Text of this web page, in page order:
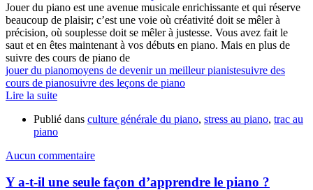
Jouer du piano est une avenue musicale enrichissante et qui réserve
beaucoup de plaisir; c’est une voie où créativité doit se mêler à
précision, où souplesse doit se mêler à justesse. Vous avez fait le
saut et en êtes maintenant à vos débuts en piano. Mais en plus de
suivre des cours de piano de
jouer du pianomoyens de devenir un meilleur pianistesuivre des
cours de pianosuivre des leçons de piano
Lire la suite
Publié dans culture générale du piano, stress au piano, trac au
piano
Aucun commentaire
Y a-t-il une seule façon d’apprendre le piano ?